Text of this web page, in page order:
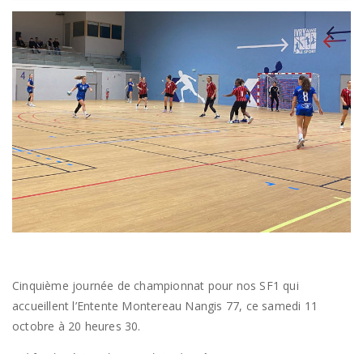
Cinquième journée de championnat pour nos SF1 qui
accueillent l’Entente Montereau Nangis 77, ce samedi 11
octobre à 20 heures 30.